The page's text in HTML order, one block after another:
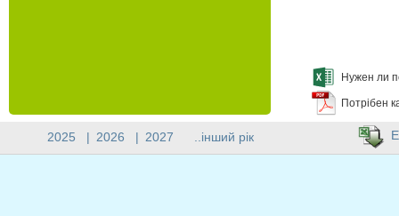
Нужен ли
Потрібен
2025 | 2026 | 2027 ..інший рік